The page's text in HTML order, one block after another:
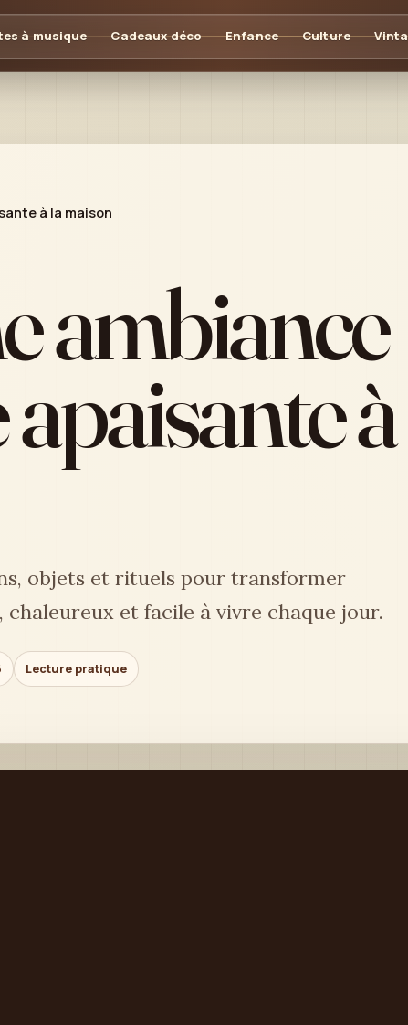
à musique Cadeaux déco Enfance Culture
à la maison
ambiance
objets et rituels pour transformer
et facile à vivre chaque jour.
Lecture pratique